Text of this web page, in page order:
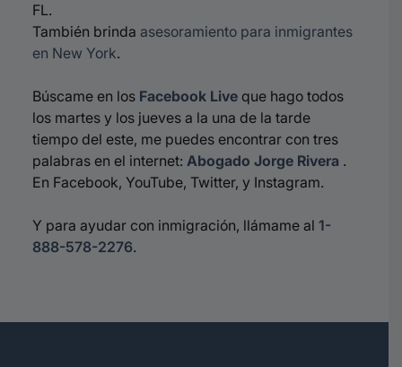
FL.
También brinda asesoramiento para inmigrantes
en New York.
Búscame en los Facebook Live que hago todos
los martes y los jueves a la una de la tarde
tiempo del este, me puedes encontrar con tres
palabras en el internet: Abogado Jorge Rivera .
En Facebook, YouTube, Twitter, y Instagram.
Y para ayudar con inmigración, llámame al 1-
888-578-2276.